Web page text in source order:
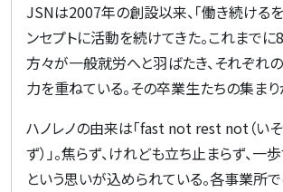
JSNは2007年の創設以来、「働き続ける
ンセプトに活動を続けてきた。これまでに
方々が一般就労へと羽ばたき、それぞれ
力を重ねている。その卒業生たちの集まりが
ハノレノの由来は「fast not rest not（い
ず）」。焦らず、けれども立ち止まらず、
という思いが込められている。各事業所